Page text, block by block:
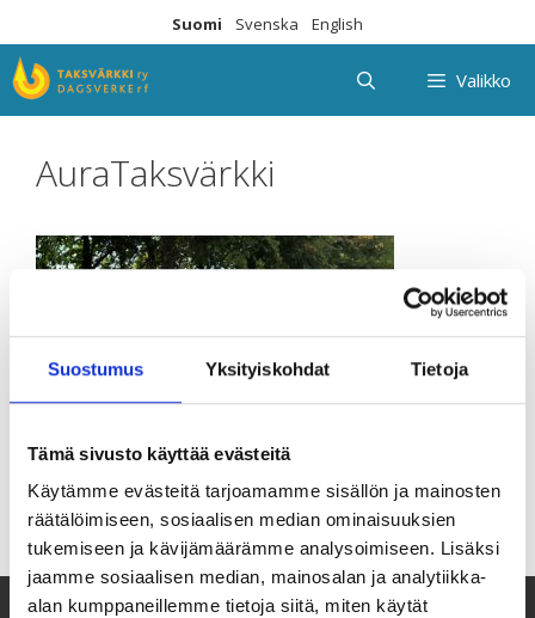
Suostumus Yksityiskohdat Tietoja
Tämä sivusto käyttää evästeitä
Käytämme evästeitä tarjoamamme sisällön ja mainosten
räätälöimiseen, sosiaalisen median ominaisuuksien
tukemiseen ja kävijämäärämme analysoimiseen. Lisäksi
jaamme sosiaalisen median, mainosalan ja analytiikka-
alan kumppaneillemme tietoja siitä, miten käytät
sisältöön
Suomi Svenska English
Valikko
AuraTaksvärkki